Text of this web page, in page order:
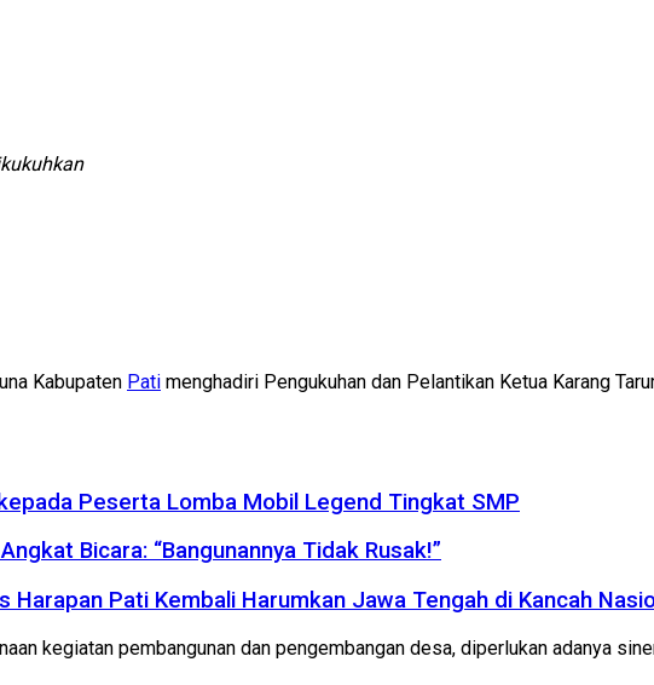
Kabupaten Pati menghadiri Pengukuhan dan Pelantikan Ketua Karang
Peserta Lomba Mobil Legend Tingkat SMP
Bicara: “Bangunannya Tidak Rusak!”
Harapan Pati Kembali Harumkan Jawa Tengah di Kancah
kegiatan pembangunan dan pengembangan desa, diperlukan adanya